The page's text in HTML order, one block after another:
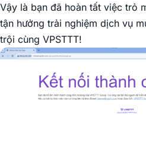
Vậy là bạn đã hoàn tất việc trỏ
tận hưởng trải nghiệm dịch vụ
trội cùng VPSTTT!